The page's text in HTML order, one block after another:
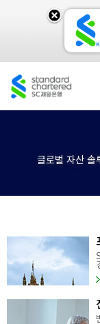
제일
글로벌 자산 솔